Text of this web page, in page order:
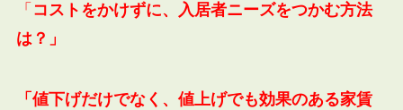
「 コストをかけずに、入居者ニーズをつかむ方法
は？」
「値下げだけでなく、値上げでも効果のある家賃